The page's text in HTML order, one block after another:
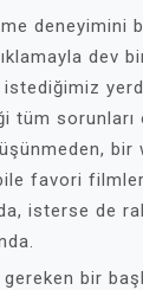
deneyimini
dev
tüm sorunları
favori
isterse de
bir